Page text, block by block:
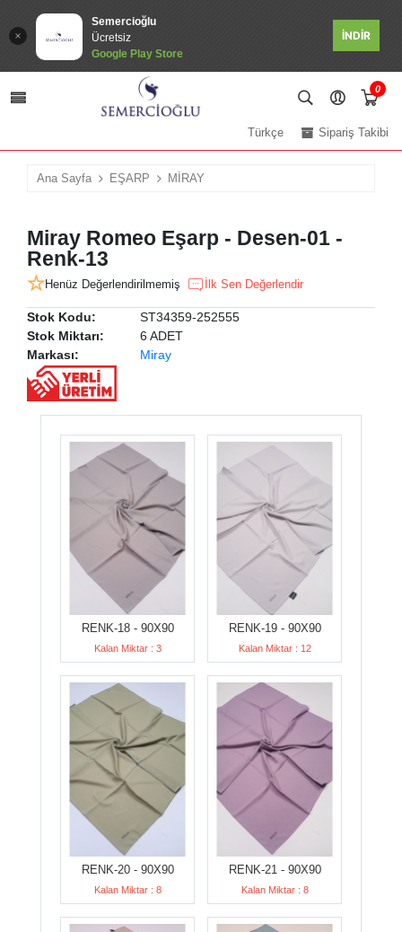
Semercioğlu
Ücretsiz
Google Play Store
İNDİR
0
Sipariş Takibi
Türkçe
Ana Sayfa EŞARP MİRAY
Miray Romeo Eşarp - Desen-01 -
Renk-13
Henüz Değerlendirilmemiş İlk Sen Değerlendir
Stok Kodu:
ST34359-252555
Stok Miktarı:
6 ADET
Markası:
Miray
RENK-18 - 90X90
Kalan Miktar : 3
RENK-19 - 90X90
Kalan Miktar : 12
RENK-20 - 90X90
Kalan Miktar : 8
RENK-21 - 90X90
Kalan Miktar : 8